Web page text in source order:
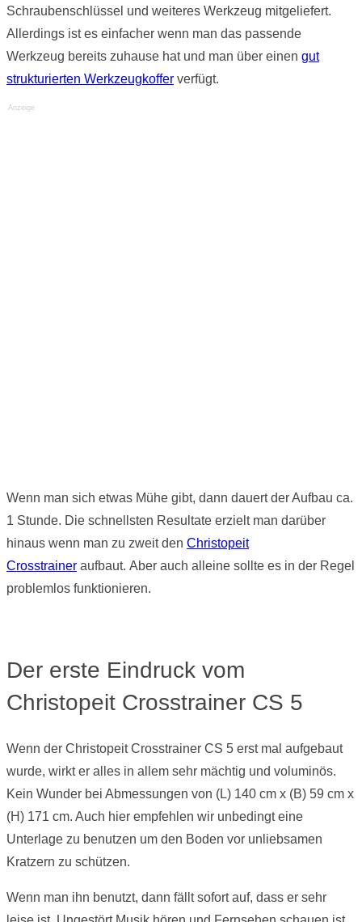
Schraubenschlüssel und weiteres Werkzeug mitgeliefert.
Allerdings ist es einfacher wenn man das passende
Werkzeug bereits zuhause hat und man über einen gut
strukturierten Werkzeugkoffer verfügt.
Anzeige
Wenn man sich etwas Mühe gibt, dann dauert der Aufbau ca.
1 Stunde. Die schnellsten Resultate erzielt man darüber
hinaus wenn man zu zweit den Christopeit
Crosstrainer aufbaut. Aber auch alleine sollte es in der Regel
problemlos funktionieren.
Der erste Eindruck vom
Christopeit Crosstrainer CS 5
Wenn der Christopeit Crosstrainer CS 5 erst mal aufgebaut
wurde, wirkt er alles in allem sehr mächtig und voluminös.
Kein Wunder bei Abmessungen von (L) 140 cm x (B) 59 cm x
(H) 171 cm. Auch hier empfehlen wir unbedingt eine
Unterlage zu benutzen um den Boden vor unliebsamen
Kratzern zu schützen.
Wenn man ihn benutzt, dann fällt sofort auf, dass er sehr